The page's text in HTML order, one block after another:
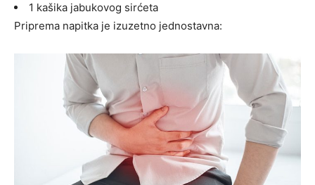
1 kašika jabukovog sirćeta
Priprema napitka je izuzetno jednostavna: